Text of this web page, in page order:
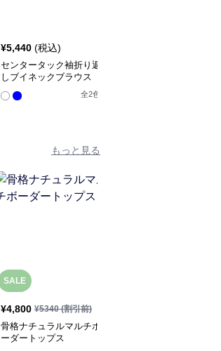
¥5,440 (税込)
センタータック袖折り返
しブイネックブラウス
全2色
もっと見る
SALE
¥4,800 ¥5340(割引前)
骨格ナチュラルマルチボ
ーダートップス